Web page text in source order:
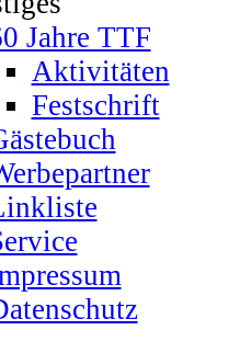
Jahre TTF
Aktivitäten
Festschrift